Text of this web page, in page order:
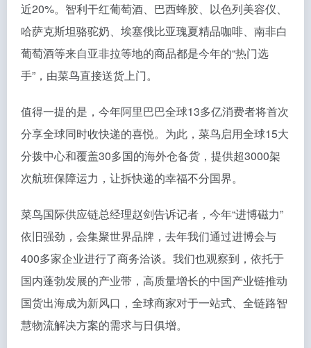
近20%。智利干红葡萄酒、巴西蜂胶、以色列美容仪、
哈萨克斯坦骆驼奶、埃塞俄比亚瑰夏精品咖啡、南非白
葡萄酒等来自亚非拉等地的商品都是今年的“热门选
手”，由菜鸟直接送货上门。
值得一提的是，今年阿里巴巴全球13多亿消费者将首次
分享全球同时收快递的喜悦。为此，菜鸟启用全球15大
分拨中心和覆盖30多国的海外仓备货，提供超3000架
次航班保障运力，让拆快递的幸福不分国界。
菜鸟国际供应链总经理赵剑告诉记者，今年“进博磁力”
依旧强劲，会集聚世界品牌，去年我们通过进博会与
400多家企业进行了商务洽谈。我们也观察到，依托于
国内蓬勃发展的产业带，高质量增长的中国产业链推动
国货出海成为新风口，全球商家对于一站式、全链路智
慧物流解决方案的需求与日俱增。